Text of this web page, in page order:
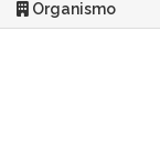
Organismo